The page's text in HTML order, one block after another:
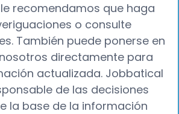
recomendamos que haga
o consulte
También puede ponerse en
directamente para
actualizada. Jobbatical
de las decisiones
la base de la información